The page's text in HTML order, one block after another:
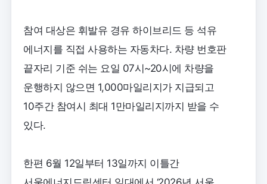
참여 대상은 휘발유 경유 하이브리드 등 석유
에너지를 직접 사용하는 자동차다. 차량 번호판
끝자리 기준 쉬는 요일 07시~20시에 차량을
운행하지 않으면 1,000마일리지가 지급되고
10주간 참여시 최대 1만마일리지까지 받을 수
있다.
한편 6월 12일부터 13일까지 이틀간